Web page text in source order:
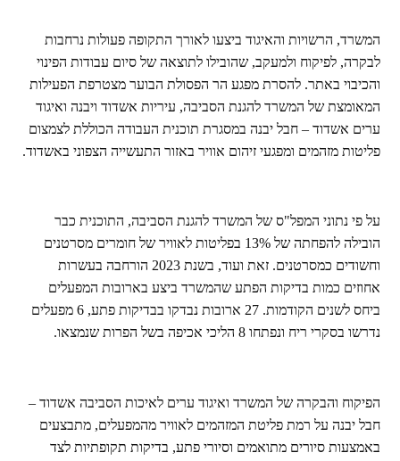
המשרד, הרשויות והאיגוד ביצעו לאורך התקופה פעולות נרחבות
לבקרה, לפיקוח ולמעקב, שהובילו לתוצאה של סיום עבודות הפינוי
והכיבוי באתר. להסרת מפגע הר הפסולת הבוער מצטרפת הפעילות
המאומצת של המשרד להגנת הסביבה, עיריות אשדוד ויבנה ואיגוד
ערים אשדוד – חבל יבנה במסגרת תוכנית העבודה הכוללת לצמצום
פליטות מזהמים ומפגעי זיהום אוויר באזור התעשייה הצפוני באשדוד.
על פי נתוני המפל"ס של המשרד להגנת הסביבה, התוכנית כבר
הובילה להפחתה של 13% בפליטות לאוויר של חומרים מסרטנים
וחשודים כמסרטנים. זאת ועוד, בשנת 2023 הורחבה בעשרות
אחוזים כמות בדיקות הפתע שהמשרד ביצע בארובות המפעלים
ביחס לשנים הקודמות. 27 ארובות נבדקו בבדיקות פתע, 6 מפעלים
נדרשו בסקרי ריח ונפתחו 8 הליכי אכיפה בשל הפרות שנמצאו.
הפיקוח והבקרה של המשרד ואיגוד ערים לאיכות הסביבה אשדוד –
חבל יבנה על רמת פליטת המזהמים לאוויר מהמפעלים, מתבצעים
באמצעות סיורים מתואמים וסיורי פתע, בדיקות תקופתיות לצד